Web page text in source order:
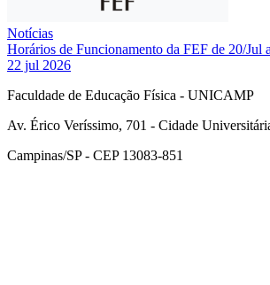
Notícias
Horários de Funcionamento da FEF de 20/Jul
22 jul 2026
Faculdade de Educação Física - UNICAMP
Av. Érico Veríssimo, 701 - Cidade
Campinas/SP - CEP 13083-851